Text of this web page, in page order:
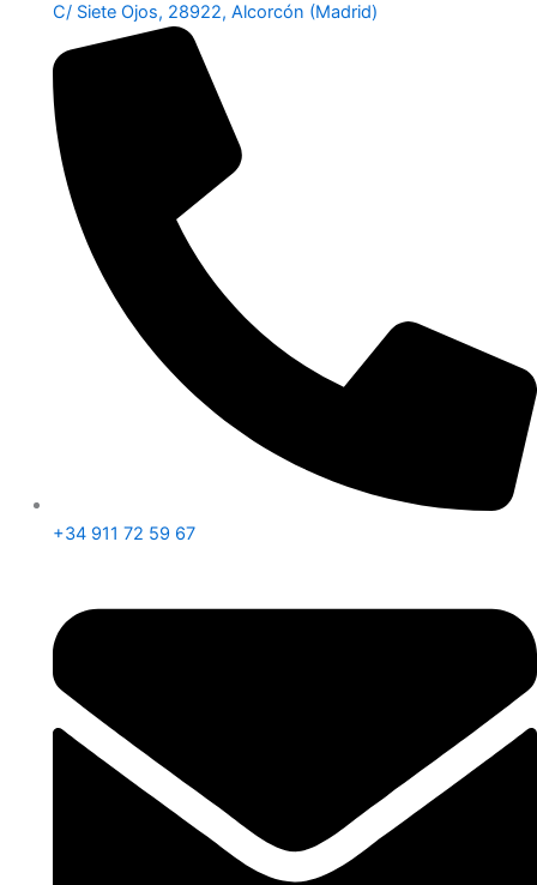
C/ Siete Ojos, 28922, Alcorcón (Madrid)
+34 911 72 59 67